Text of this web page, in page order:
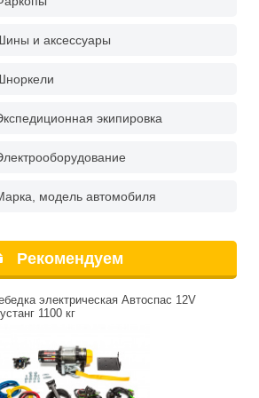
и аксессуары
экипировка
модель автомобиля
Рекомендуем
электрическая Автоспас 12V
1100 кг